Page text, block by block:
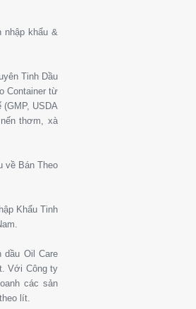
nhập khẩu &
Tinh Dầu
Container từ
USDA
thơm, xà
về Bán Theo
Khẩu Tinh
dầu Oil Care
Với Công ty
các sản
lít.